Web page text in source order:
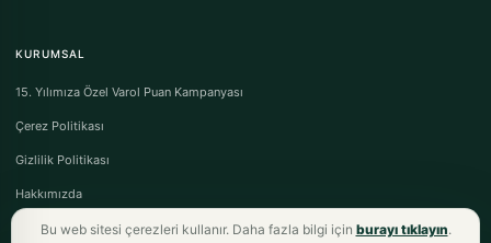
KURUMSAL
15. Yılımıza Özel Varol Puan Kampanyası
Çerez Politikası
Gizlilik Politikası
Hakkımızda
Bu web sitesi çerezleri kullanır. Daha fazla bilgi için burayı tıklayın.